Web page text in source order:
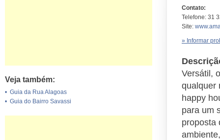
Veja também:
• Guia da Rua Alagoas
• Guia do Bairro Savassi
Contato:
Telefone: 31
Site:
» Informar
Versátil,
qualquer
happy
para um
proposta